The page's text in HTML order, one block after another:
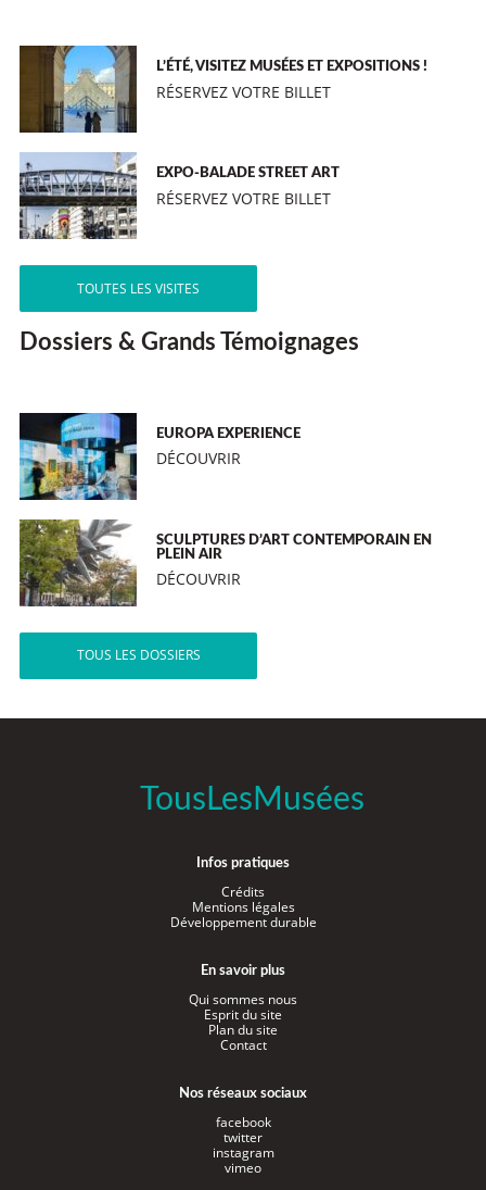
L’ÉTÉ, VISITEZ MUSÉES ET EXPOSITIONS !
RÉSERVEZ VOTRE BILLET
EXPO-BALADE STREET ART
RÉSERVEZ VOTRE BILLET
TOUTES LES VISITES
Dossiers & Grands Témoignages
EUROPA EXPERIENCE
DÉCOUVRIR
SCULPTURES D’ART CONTEMPORAIN EN
PLEIN AIR
DÉCOUVRIR
TOUS LES DOSSIERS
TousLesMusées
Infos pratiques
Crédits
Mentions légales
Développement durable
En savoir plus
Qui sommes nous
Esprit du site
Plan du site
Contact
Nos réseaux sociaux
facebook
twitter
instagram
vimeo